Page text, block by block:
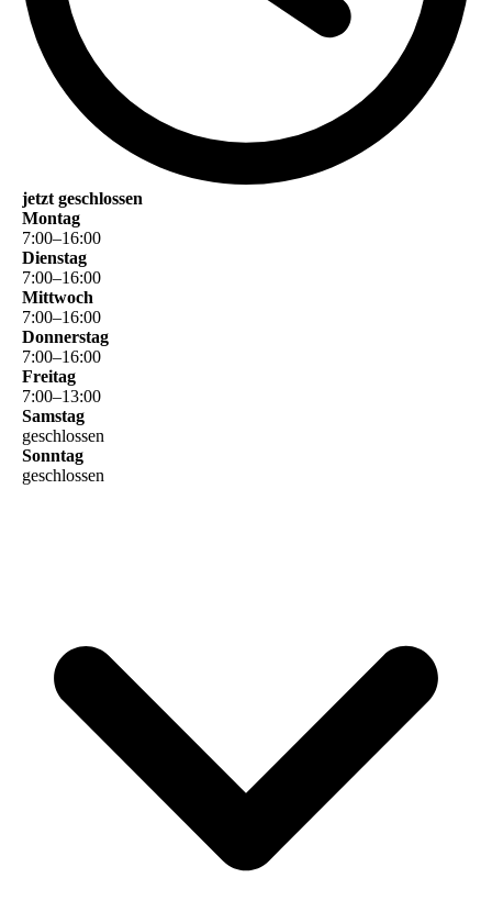
jetzt geschlossen
Montag
7:00–16:00
Dienstag
7:00–16:00
Mittwoch
7:00–16:00
Donnerstag
7:00–16:00
Freitag
7:00–13:00
Samstag
geschlossen
Sonntag
geschlossen